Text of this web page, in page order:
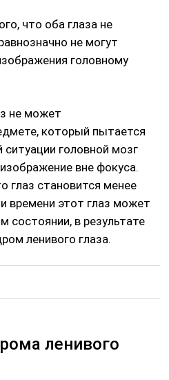
что оба глаза не
не могут
головному
не может
который пытается
головной мозг
вне фокуса.
глаз становится менее
времени этот глаз может
состоянии, в результате
ленивого глаза.
ленивого